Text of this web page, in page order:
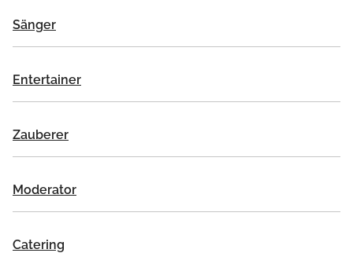
Sänger
Entertainer
Zauberer
Moderator
Catering